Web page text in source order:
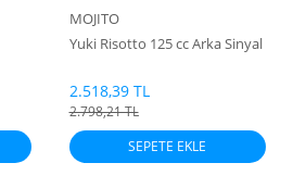
MOJITO
Yuki Risotto 125 cc Arka Sinyal
2.518,39 TL
2.798,21 TL
SEPETE EKLE